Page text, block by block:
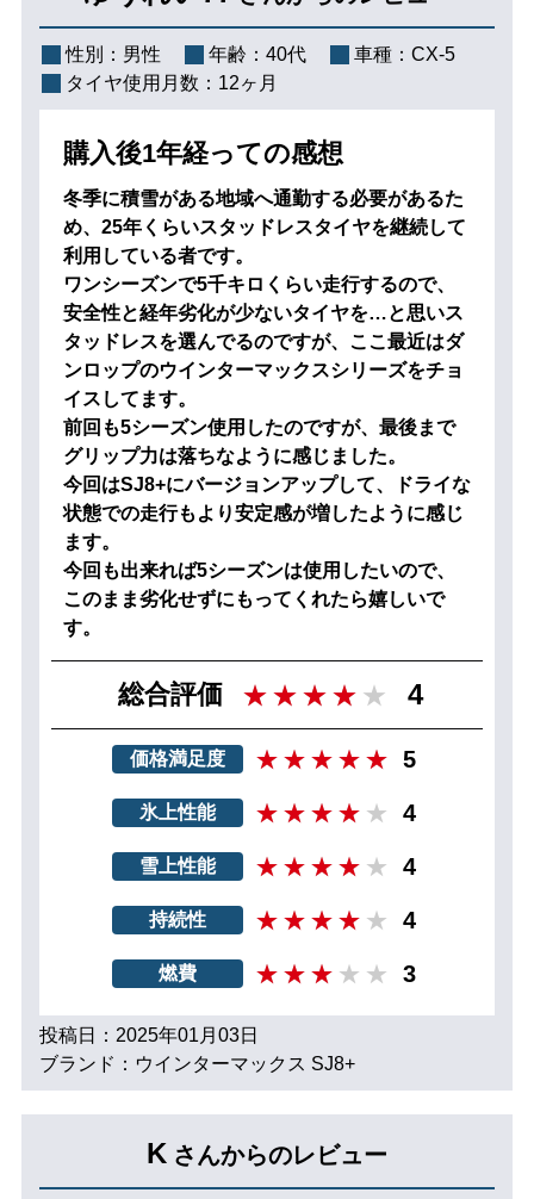
性別： 男性 年齢： 40代 車種： CX-5
タイヤ使用月数： 12ヶ月
購入後1年経っての感想
冬季に積雪がある地域へ通勤する必要があるた
め、25年くらいスタッドレスタイヤを継続して
利用している者です。
ワンシーズンで5千キロくらい走行するので、
安全性と経年劣化が少ないタイヤを…と思いス
タッドレスを選んでるのですが、ここ最近はダ
ンロップのウインターマックスシリーズをチョ
イスしてます。
前回も5シーズン使用したのですが、最後まで
グリップ力は落ちなように感じました。
今回はSJ8+にバージョンアップして、ドライな
状態での走行もより安定感が増したように感じ
ます。
今回も出来れば5シーズンは使用したいので、
このまま劣化せずにもってくれたら嬉しいで
す。
総合評価 4
価格満足度 5
氷上性能 4
雪上性能 4
持続性 4
燃費 3
投稿日：2025年01月03日
ブランド：ウインターマックス SJ8+
K さんからのレビュー